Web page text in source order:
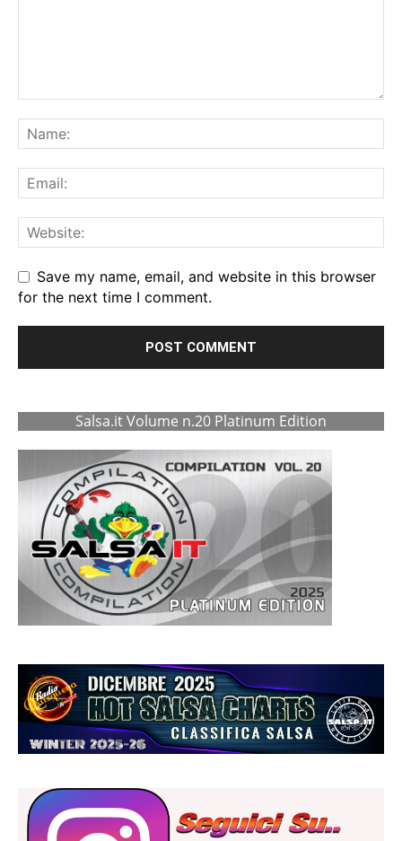
Save my name, email, and website in this browser
for the next time I comment.
Salsa.it Volume n.20 Platinum Edition